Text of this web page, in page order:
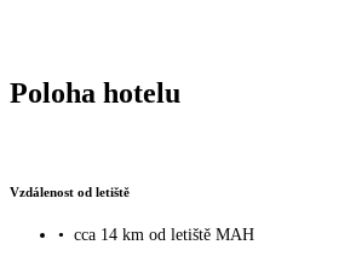
Poloha hotelu
Vzdálenost od letiště
• cca 14 km od letiště MAH